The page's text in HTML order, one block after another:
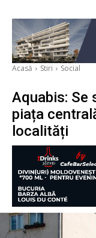
Acasă Stiri Social
Aquabis: Se
piața
localități